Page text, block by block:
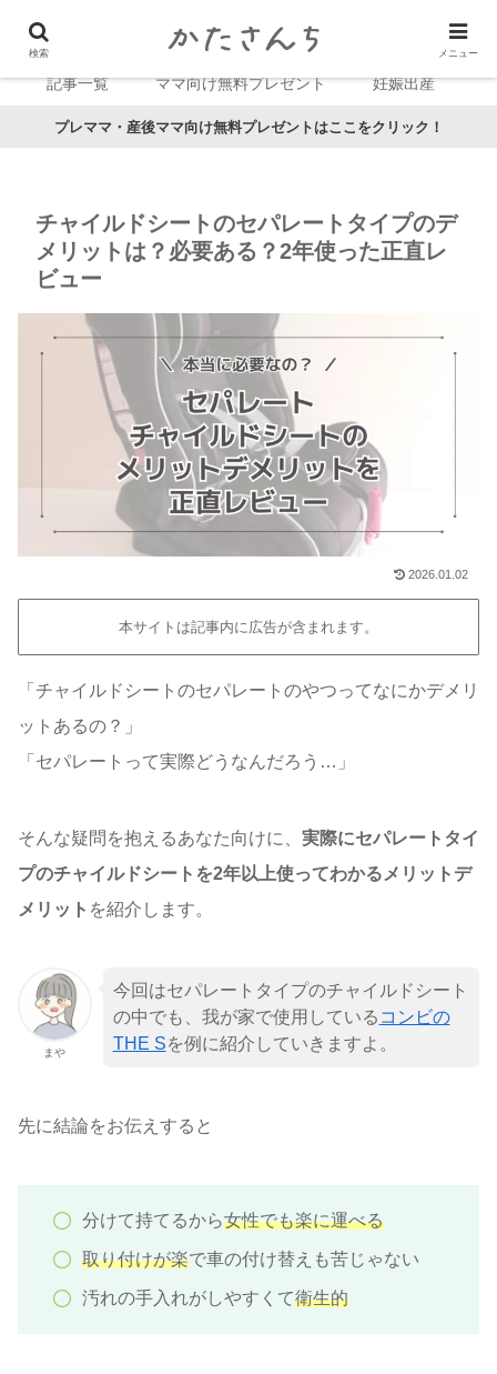
記事一覧 ママ向け無料プレゼント 妊娠出産
プレママ・産後ママ向け無料プレゼントはここをクリック！
チャイルドシートのセパレートタイプのデ
メリットは？必要ある？2年使った正直レ
ビュー
2026.01.02
本サイトは記事内に広告が含まれます。
「チャイルドシートのセパレートのやつってなにかデメリ
ットあるの？」
「セパレートって実際どうなんだろう…」
そんな疑問を抱えるあなた向けに、 実際にセパレートタイ
プのチャイルドシート を2年以上使ってわかるメリットデ
メリット を紹介します。
まや
今回はセパレートタイプのチャイルドシート
の中でも、我が家で使用している コンビの
THE Sを例に紹介していきますよ。
先に結論をお伝えすると
分けて持てるから女性でも楽に運べる
取り付けが楽で車の付け替えも苦じゃない
汚れの手入れがしやすくて衛生的
検索 メニュー